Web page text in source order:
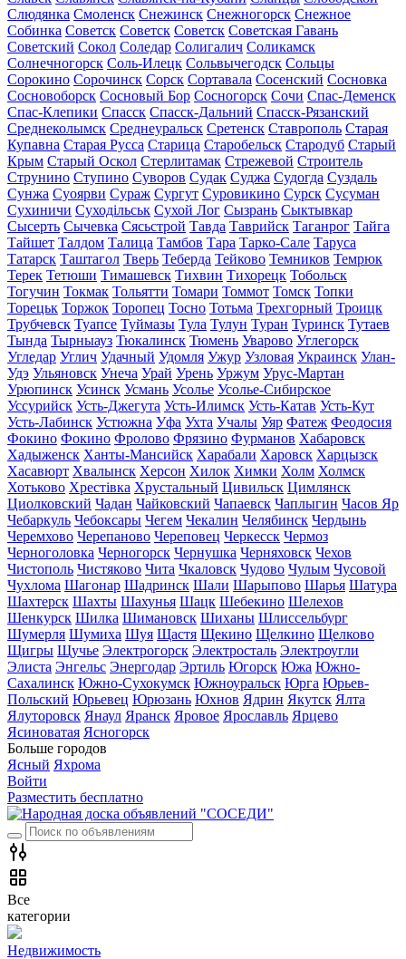
Слюдянка Смоленск Снежинск Снежногорск Снежное
Собинка Советск Советск Советск Советская Гавань
Советский Сокол Соледар Солигалич Соликамск
Солнечногорск Соль-Илецк Сольвычегодск Сольцы
Сорокино Сорочинск Сорск Сортавала Сосенский Сосновка
Сосновоборск Сосновый Бор Сосногорск Сочи Спас-Деменск
Спас-Клепики Спасск Спасск-Дальний Спасск-Рязанский
Среднеколымск Среднеуральск Сретенск Ставрополь Старая
Купавна Старая Русса Старица Старобельск Стародуб Старый
Крым Старый Оскол Стерлитамак Стрежевой Строитель
Струнино Ступино Суворов Судак Суджа Судогда Суздаль
Сунжа Суоярви Сураж Сургут Суровикино Сурск Сусуман
Сухиничи Суходільськ Сухой Лог Сызрань Сыктывкар
Сысерть Сычевка Сясьстрой Тавда Таврийск Таганрог Тайга
Тайшет Талдом Талица Тамбов Тара Тарко-Сале Таруса
Татарск Таштагол Тверь Теберда Тейково Темников Темрюк
Терек Тетюши Тимашевск Тихвин Тихорецк Тобольск
Тогучин Токмак Тольятти Томари Томмот Томск Топки
Торецьк Торжок Торопец Тосно Тотьма Трехгорный Троицк
Трубчевск Туапсе Туймазы Тула Тулун Туран Туринск Тутаев
Тында Тырныауз Тюкалинск Тюмень Уварово Углегорск
Угледар Углич Удачный Удомля Ужур Узловая Украинск Улан-
Удэ Ульяновск Унеча Урай Урень Уржум Урус-Мартан
Урюпинск Усинск Усмань Усолье Усолье-Сибирское
Уссурийск Усть-Джегута Усть-Илимск Усть-Катав Усть-Кут
Усть-Лабинск Устюжна Уфа Ухта Учалы Уяр Фатеж Феодосия
Фокино Фокино Фролово Фрязино Фурманов Хабаровск
Хадыженск Ханты-Мансийск Харабали Харовск Харцызск
Хасавюрт Хвалынск Херсон Хилок Химки Холм Холмск
Хотьково Хрестівка Хрустальный Цивильск Цимлянск
Циолковский Чадан Чайковский Чапаевск Чаплыгин Часов Яр
Чебаркуль Чебоксары Чегем Чекалин Челябинск Чердынь
Черемхово Черепаново Череповец Черкесск Чермоз
Черноголовка Черногорск Чернушка Черняховск Чехов
Чистополь Чистяково Чита Чкаловск Чудово Чулым Чусовой
Чухлома Шагонар Шадринск Шали Шарыпово Шарья Шатура
Шахтерск Шахты Шахунья Шацк Шебекино Шелехов
Шенкурск Шилка Шимановск Шиханы Шлиссельбург
Шумерля Шумиха Шуя Щастя Щекино Щелкино Щелково
Щигры Щучье Электрогорск Электросталь Электроугли
Элиста Энгельс Энергодар Эртиль Югорск Южа Южно-
Сахалинск Южно-Сухокумск Южноуральск Юрга Юрьев-
Польский Юрьевец Юрюзань Юхнов Ядрин Якутск Ялта
Ялуторовск Янаул Яранск Яровое Ярославль Ярцево
Ясиноватая Ясногорск
Больше городов
Ясный Яхрома
Войти
Разместить бесплатно
Все
категории
Недвижимость